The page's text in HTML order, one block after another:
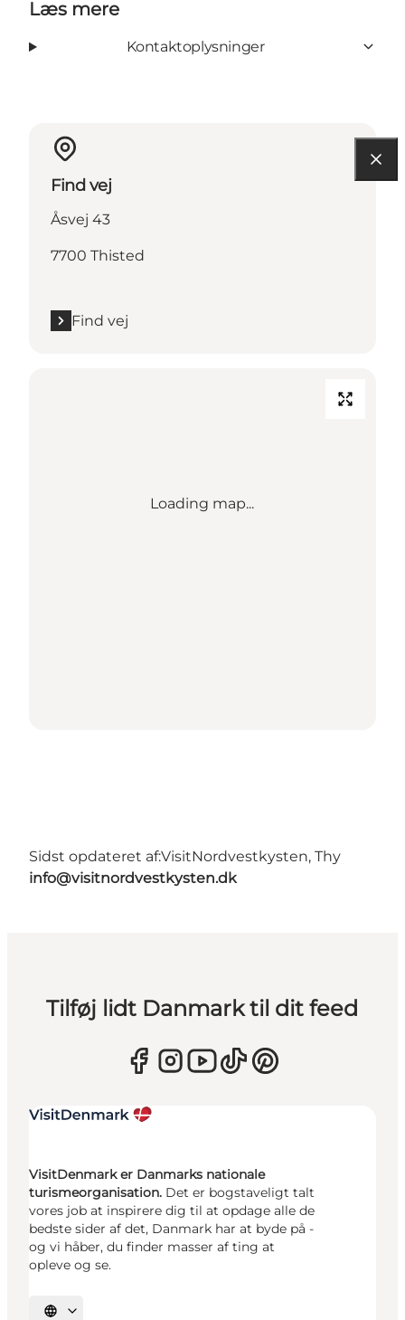
Læs mere
Kontaktoplysninger
Find vej
Åsvej 43
7700 Thisted
Find vej
Loading map...
Sidst opdateret af:VisitNordvestkysten, Thy
info@visitnordvestkysten.dk
Tilføj lidt Danmark til dit feed
VisitDenmark er Danmarks nationale
turismeorganisation. Det er bogstaveligt talt
vores job at inspirere dig til at opdage alle de
bedste sider af det, Danmark har at byde på -
og vi håber, du finder masser af ting at
opleve og se.
Vælg sprog